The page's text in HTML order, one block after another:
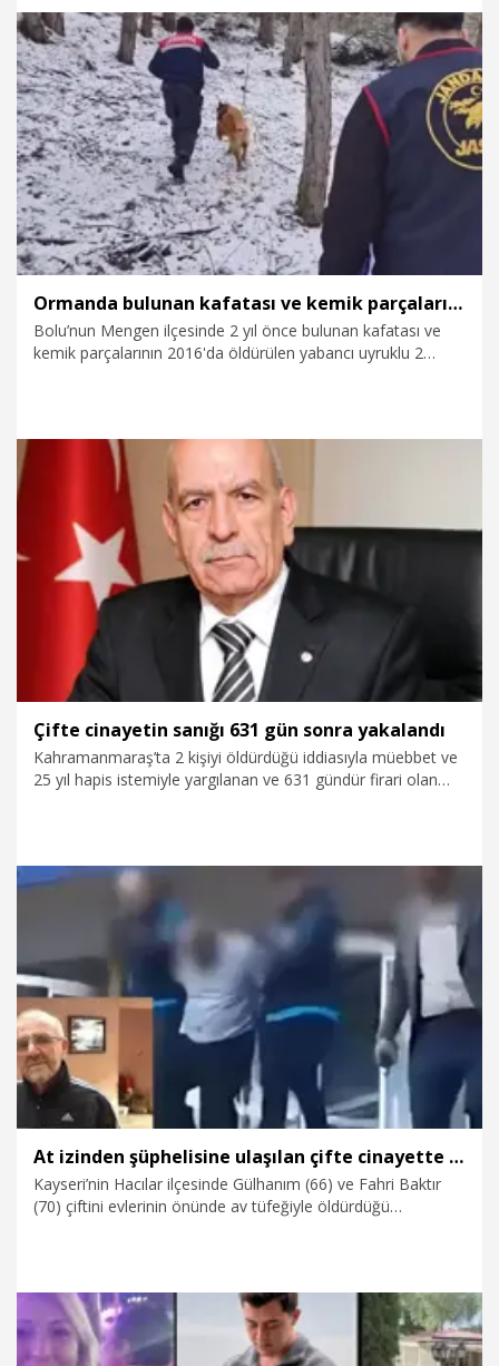
mümkün değildir. Atıma 15 yıldır nal çaktırmam. At ile yavaş
gelen sonra dönüş yapan ben değilim. Ben bu suçu
işlemedim. Olayla alakam yok. Suçsuzum” dedi.
2.04.2026 Gündem
Ormanda bulunan kafatası ve kemik parçaları 2 kadına ait çıktı; 10 yıllık çifte cinayet aydınlatıldı
Bolu’nun Mengen ilçesinde 2 yıl önce bulunan kafatası ve
kemik parçalarının 2016'da öldürülen yabancı uyruklu 2
3.03.2026 Gündem
Çifte cinayetin sanığı 631 gün sonra yakalandı
Kahramanmaraş’ta 2 kişiyi öldürdüğü iddiasıyla müebbet ve
25 yıl hapis istemiyle yargılanan ve 631 gündür firari olan
1.03.2026
At izinden şüphelisine ulaşılan çifte cinayette 2 kez ağırlaştırılmış müebbet istemi
Kayseri’nin Hacılar ilçesinde Gülhanım (66) ve Fahri Baktır
(70) çiftini evlerinin önünde av tüfeğiyle öldürdüğü
kabul etmedi. İddianamede ayrıca, Murat G.’ye bölgeye
geldiği atın ayak izlerinden ulaşıldığı belirtildi.